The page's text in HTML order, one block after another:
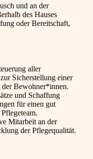
und an der
des Hauses
oder Bereitschaft,
aller
Sicherstellung einer
der Bewohner*innen.
und Schaffung
für einen gut
Mitarbeit an der
der Pflegequalität.